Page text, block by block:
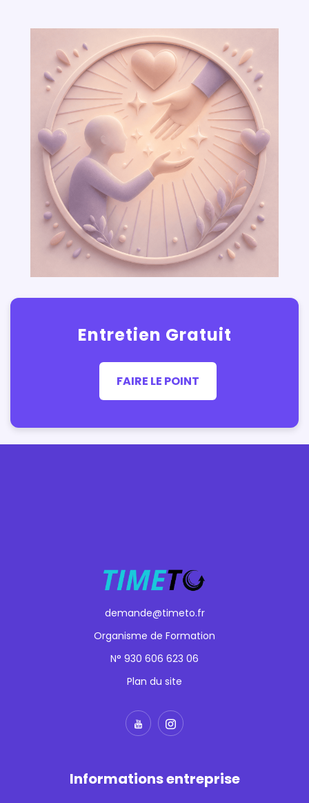
Entretien Gratuit
FAIRE LE POINT
demande@timeto.fr
Organisme de Formation
N° 930 606 623 06
Plan du site
Informations entreprise